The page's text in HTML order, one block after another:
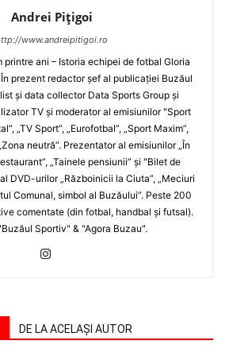
Andrei Pițigoi
www.andreipitigoi.ro
printre ani – Istoria echipei de fotbal Gloria
În prezent redactor şef al publicaţiei Buzăul
şi data collector Data Sports Group şi
TV şi moderator al emisiunilor "Sport
„TV Sport”, „Eurofotbal”, „Sport Maxim”,
neutră”. Prezentator al emisiunilor „În
„Tainele pensiunii” şi "Bilet de
DVD-urilor „Războinicii la Ciuta”, „Meciuri
Comunal, simbol al Buzăului”. Peste 200
comentate (din fotbal, handbal şi futsal).
Sportiv" & "Agora Buzau".
DE LA ACELAȘI AUTOR